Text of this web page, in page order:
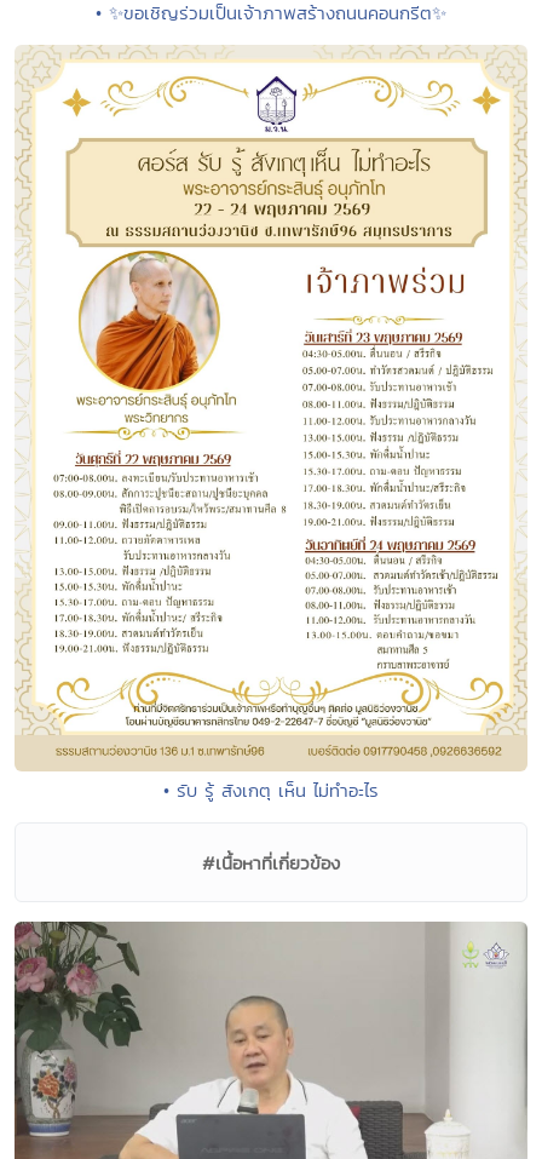
• ✨ขอเชิญร่วมเป็นเจ้าภาพสร้างถนนคอนกรีต✨
• รับ รู้ สังเกตุ เห็น ไม่ทำอะไร
#เนื้อหาที่เกี่ยวข้อง